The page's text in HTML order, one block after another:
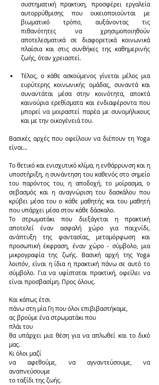
συστηματική πρακτικη, προσφέρει εργαλεία
αυτορρύθμισης που οικειοποιούνται με
βιωματικό τρόπο, αυξάνοντας τις
πιθανότητες να χρησιμοποιηθούν
αποτελεσματικά σε διαφορετικά κοινωνικά
πλαίσια και στις συνθήκες της καθημερινής
ζωής, όταν χρειαστεί.
Τέλος, ο κάθε ασκούμενος γίνεται μέλος μια
ευρύτερης κοινωνικής ομάδας, συναντά και
συναντάται μέσα στην κοινότητα, αποκτά
καινούρια ερεθίσματα και ενδιαφέροντα που
μπορεί να μοιραστεί παρέα με συνομήλικους
και με την οικογένειά του.
Βασικές αρχές που οφείλουν να διέπουν τη Yoga
είναι...
Το θετικό και ενισχυτικό κλίμα, η ενθάρρυνση και η
υποστήριξη, η συνάντηση του καθενός στο σημείο
του παρόντος του, η αποδοχή, το μοίρασμα, ο
σεβασμός και η αναγνώριση του δασκάλου που
κρύβει μέσα του ο κάθε μαθητής και του μαθητή
που υπάρχει μέσα στον κάθε δάσκαλο.
Το στρωματάκι που διεξάγεται η πρακτική
αποτελεί έναν ασφαλή χώρο για παιχνίδι,
ανάπτυξη της φαντασίας, μεταμόρφωση και
προσωπική έκφραση, έναν χώρο - σύμβολο, μια
μικρογραφία της ζωής. Βασική αρχή της Yoga
λοιπόν, είναι η ίδια η πρακτική πάνω σε αυτό το
σύμβολο. Για να υφίσταται πρακτική, οφείλει να
είναι προσβασίμη. Προς όλους.
Και κάπως έτσι
πάνω στη μία Γη που όλοι επιβιβαστήκαμε,
ας βρούμε ένα στρωματάκι που
πλάι του
θα υπάρχει μια θέση για να απλωθεί και το δικό
μας.
Κι όλοι μαζί
να αφεθούμε, να αγναντεύσουμε, να
αναπνεύσουμε
το ταξίδι της ζωής.